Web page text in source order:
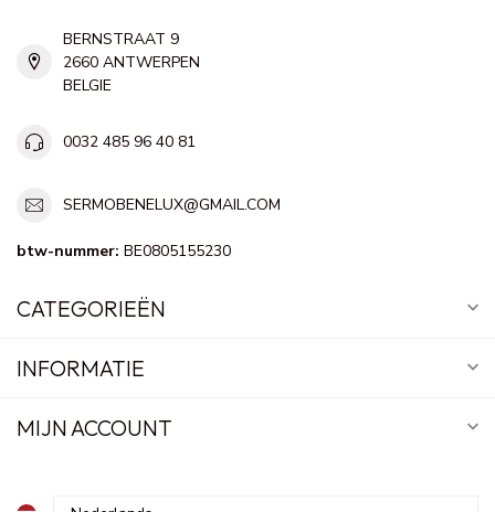
BERNSTRAAT 9
2660 ANTWERPEN
BELGIE
0032 485 96 40 81
SERMOBENELUX@GMAIL.COM
btw-nummer: BE0805155230
CATEGORIEËN
INFORMATIE
MIJN ACCOUNT